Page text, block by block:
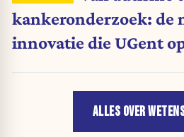
kankeronderzoek: de
innovatie die UGent
ALLES OVER